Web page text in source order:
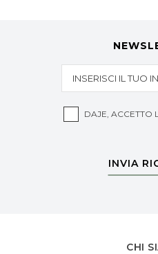
DAJE, ACCETTO
INVIA
CHI